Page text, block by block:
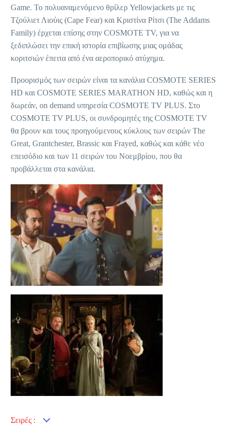
Game. Το πολυαναμενόμενο θρίλερ Yellowjackets με τις
Τζούλιετ Λιούις (Cape Fear) και Κριστίνα Ρίτσι (The Addams
Family) έρχεται επίσης στην COSMOTE TV, για να
ξεδιπλώσει την επική ιστορία επιβίωσης μιας ομάδας
κοριτσιών έπειτα από ένα αεροπορικό ατύχημα.
Προορισμός των σειρών είναι τα κανάλια COSMOTE SERIES
HD και COSMOTE SERIES MARATHON HD, καθώς και η
δωρεάν, on demand υπηρεσία COSMOTE TV PLUS. Στο
COSMOTE TV PLUS, οι συνδρομητές της COSMOTE TV
θα βρουν και τους προηγούμενους κύκλους των σειρών The
Great, Grantchester, Brassic και Frayed, καθώς και κάθε νέο
επεισόδιο και των 11 σειρών του Νοεμβρίου, που θα
προβάλλεται στα κανάλια.
Σειρές :